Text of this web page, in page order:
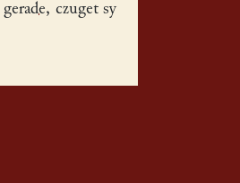
gerade, czuget sy